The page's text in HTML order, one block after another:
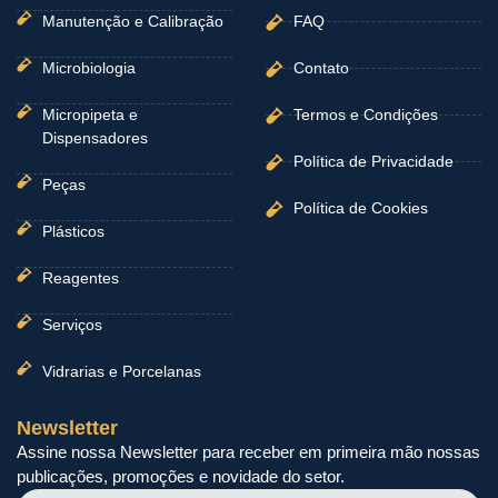
Manutenção e Calibração
Microbiologia
Micropipeta e
Dispensadores
Peças
Plásticos
Reagentes
Serviços
Vidrarias e Porcelanas
FAQ
Contato
Termos e Condições
Política de Privacidade
Política de Cookies
Newsletter
Assine nossa Newsletter para receber em primeira mão nossas
publicações, promoções e novidade do setor.